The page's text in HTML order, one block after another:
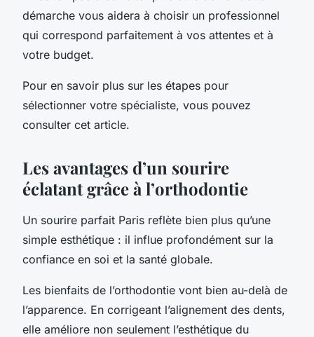
démarche vous aidera à choisir un professionnel
qui correspond parfaitement à vos attentes et à
votre budget.
Pour en savoir plus sur les étapes pour
sélectionner votre spécialiste, vous pouvez
consulter cet article.
Les avantages d’un sourire
éclatant grâce à l’orthodontie
Un sourire parfait Paris reflète bien plus qu’une
simple esthétique : il influe profondément sur la
confiance en soi et la santé globale.
Les bienfaits de l’orthodontie vont bien au-delà de
l’apparence. En corrigeant l’alignement des dents,
elle améliore non seulement l’esthétique du